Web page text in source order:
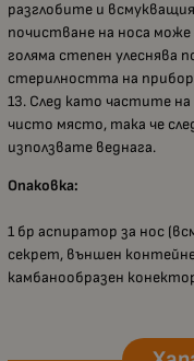
разглобите и
почистване на носа може
голяма степен улеснява
стерилността на
13. След като частите
чисто място, така че
използвате веднага.
Опаковка:
1 бр аспиратор за нос
секрет, външен
камбанообразен